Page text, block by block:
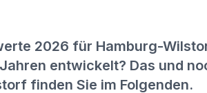
2026 für Hamburg-
entwickelt? Das und
finden Sie im Folgenden.